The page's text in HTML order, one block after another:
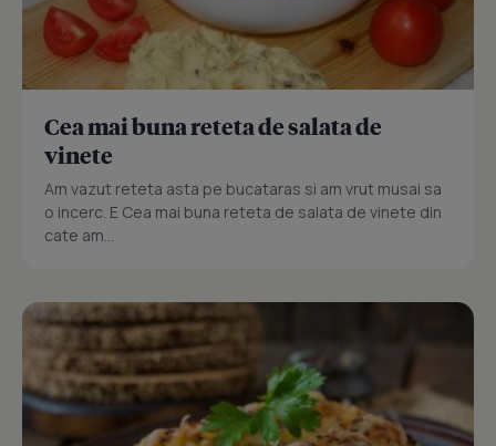
Cea mai buna reteta de salata de
vinete
Am vazut reteta asta pe bucataras si am vrut musai sa
o incerc. E Cea mai buna reteta de salata de vinete din
cate am...